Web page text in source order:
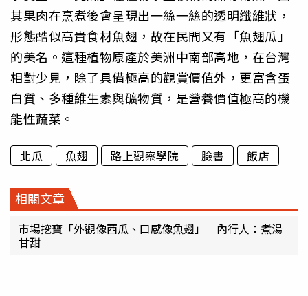
其果肉在烹煮後會呈現出一絲一絲的透明纖維狀，
形態酷似高貴食材魚翅，故在民間又有「魚翅瓜」
的美名。這種植物原產於美洲中南部高地，在台灣
相對少見，除了具備極高的觀賞價值外，更富含蛋
白質、多種維生素與礦物質，是營養價值極高的機
能性蔬菜。
北瓜 魚翅 路上觀察學院 臉書 飯店
相關文章
市場挖寶「外觀像西瓜、口感像魚翅」 內行人：煮湯
甘甜